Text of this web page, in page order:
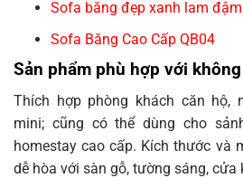
Sofa băng đẹp xanh lam
Sofa Băng Cao Cấp QB04
Sản phẩm phù hợp với
Thích hợp phòng khách căn hộ,
mini; cũng có thể dùng cho
homestay cao cấp. Kích thước và
dễ hòa với sàn gỗ, tường sáng, cửa